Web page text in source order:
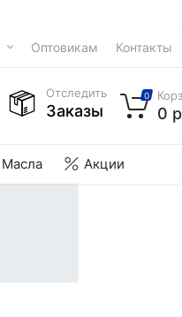
Оптовикам Контакты
Масла Акции
Отследить
Заказы
0
0